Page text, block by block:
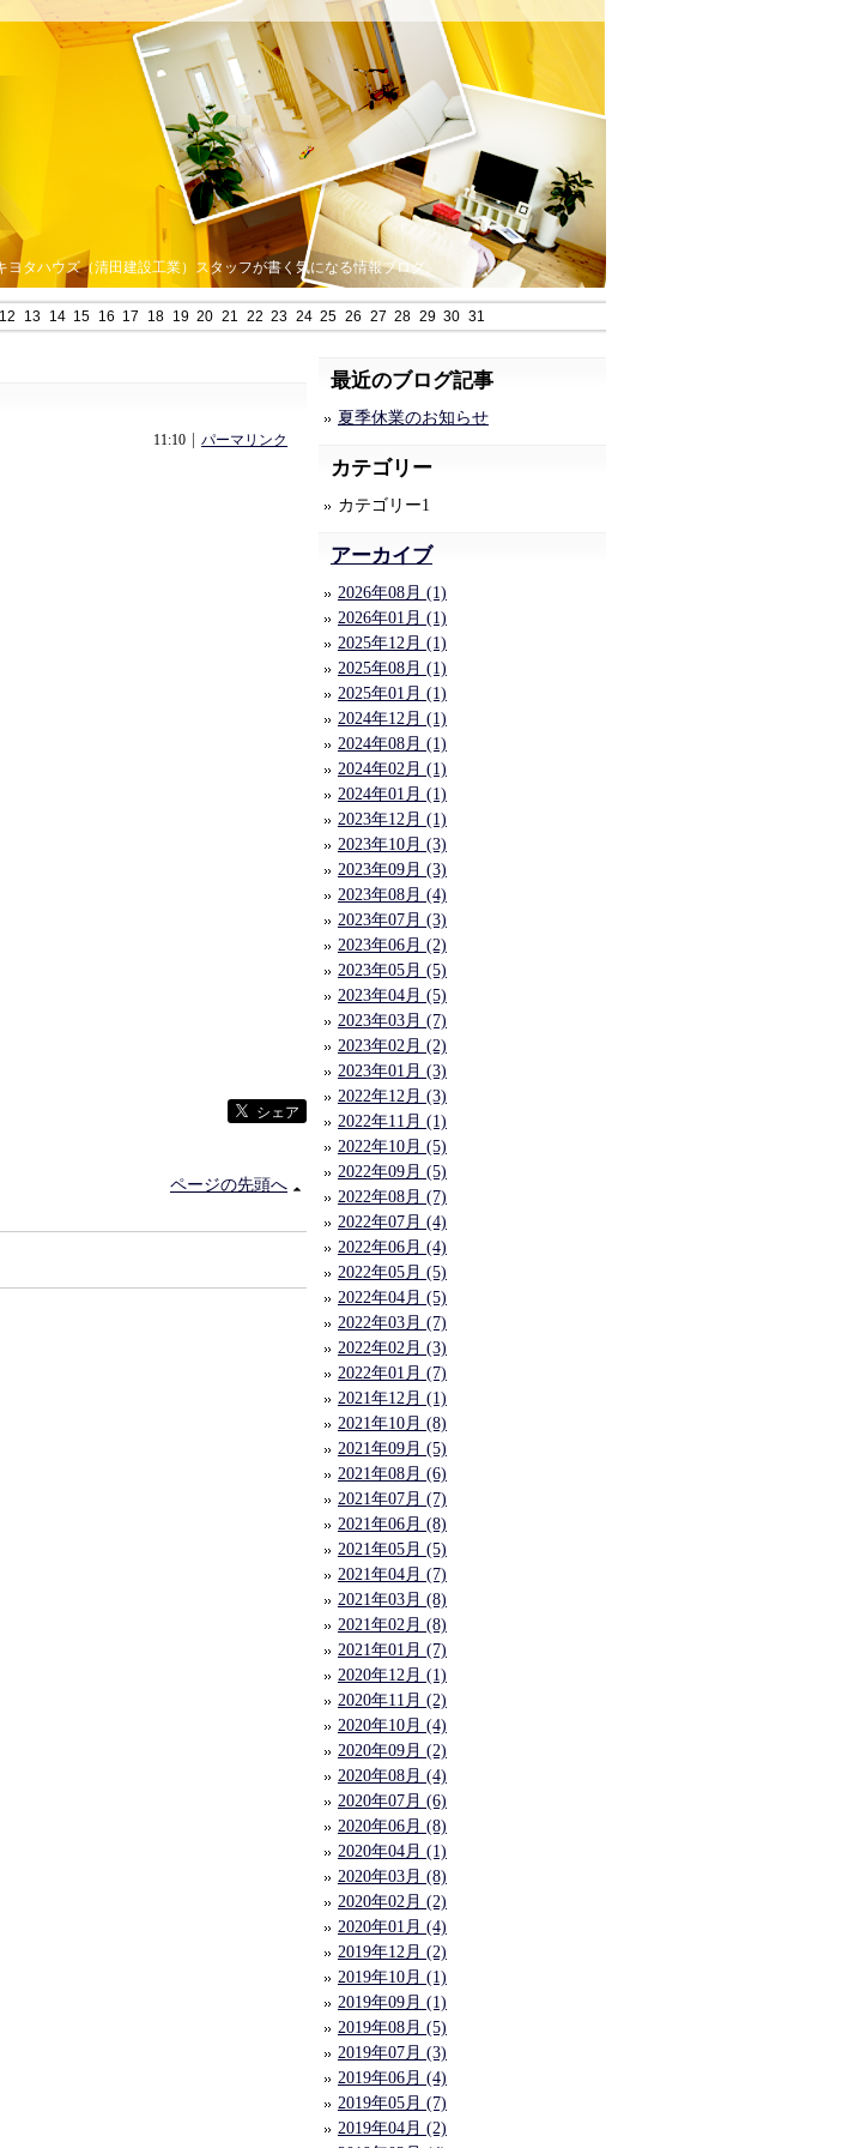
タハウズ（清田建設工業）スタッフが書く気になる情報ブログ。
12 13 14 15 16 17 18 19 20 21 22 23 24 25 26 27 28 29 30 31
11:10 パーマリンク
シェア
ページの先頭へ
最近のブログ記事
夏季休業のお知らせ
カテゴリー
カテゴリー1
アーカイブ
2026年08月 (1)
2026年01月 (1)
2025年12月 (1)
2025年08月 (1)
2025年01月 (1)
2024年12月 (1)
2024年08月 (1)
2024年02月 (1)
2024年01月 (1)
2023年12月 (1)
2023年10月 (3)
2023年09月 (3)
2023年08月 (4)
2023年07月 (3)
2023年06月 (2)
2023年05月 (5)
2023年04月 (5)
2023年03月 (7)
2023年02月 (2)
2023年01月 (3)
2022年12月 (3)
2022年11月 (1)
2022年10月 (5)
2022年09月 (5)
2022年08月 (7)
2022年07月 (4)
2022年06月 (4)
2022年05月 (5)
2022年04月 (5)
2022年03月 (7)
2022年02月 (3)
2022年01月 (7)
2021年12月 (1)
2021年10月 (8)
2021年09月 (5)
2021年08月 (6)
2021年07月 (7)
2021年06月 (8)
2021年05月 (5)
2021年04月 (7)
2021年03月 (8)
2021年02月 (8)
2021年01月 (7)
2020年12月 (1)
2020年11月 (2)
2020年10月 (4)
2020年09月 (2)
2020年08月 (4)
2020年07月 (6)
2020年06月 (8)
2020年04月 (1)
2020年03月 (8)
2020年02月 (2)
2020年01月 (4)
2019年12月 (2)
2019年10月 (1)
2019年09月 (1)
2019年08月 (5)
2019年07月 (3)
2019年06月 (4)
2019年05月 (7)
2019年04月 (2)